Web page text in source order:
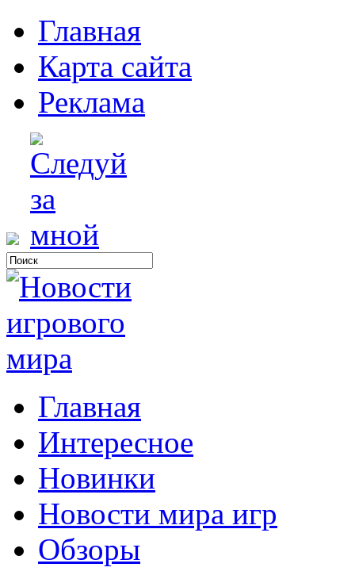
Главная
Карта сайта
Реклама
Главная
Интересное
Новинки
Новости мира игр
Обзоры